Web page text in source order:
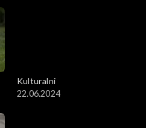
Kulturalni
22.06.2024